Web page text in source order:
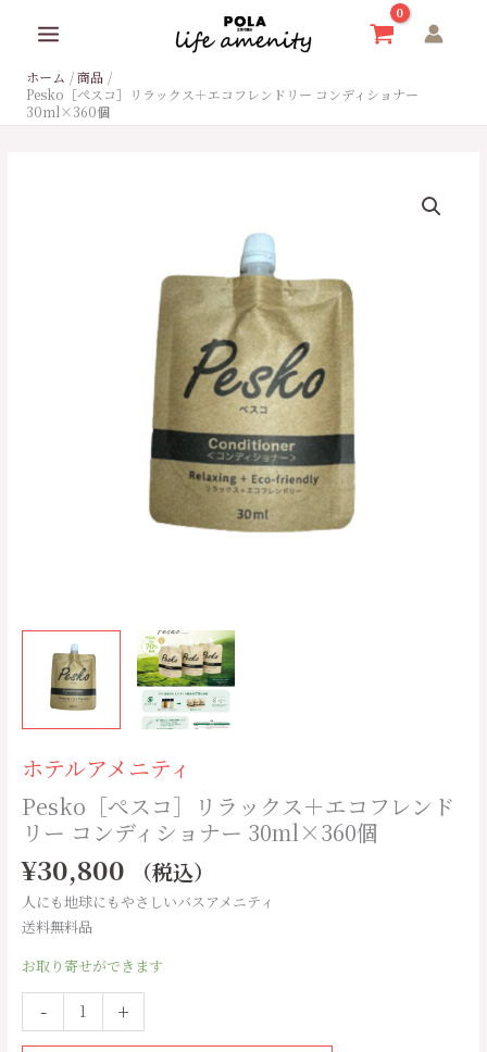
ホーム
商品
Pesko［ぺスコ］リラックス＋エコフレンドリー コンディショナー
30ml×360個
ホテルアメニティ
Pesko［ぺスコ］リラックス＋エコフレンド
リー コンディショナー 30ml×360個
¥30,800 （税込）
人にも地球にもやさしいバスアメニティ
送料無料品
お取り寄せができます
-
ン
ョ
ナ
ー
30ml×360
個
個
+